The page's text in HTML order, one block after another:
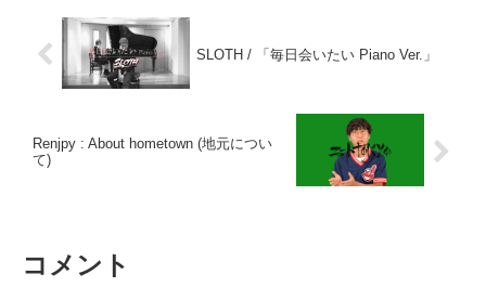
SLOTH / 「毎日会いたい Piano Ver.」
Renjpy : About hometown (地元につい
て)
コメント